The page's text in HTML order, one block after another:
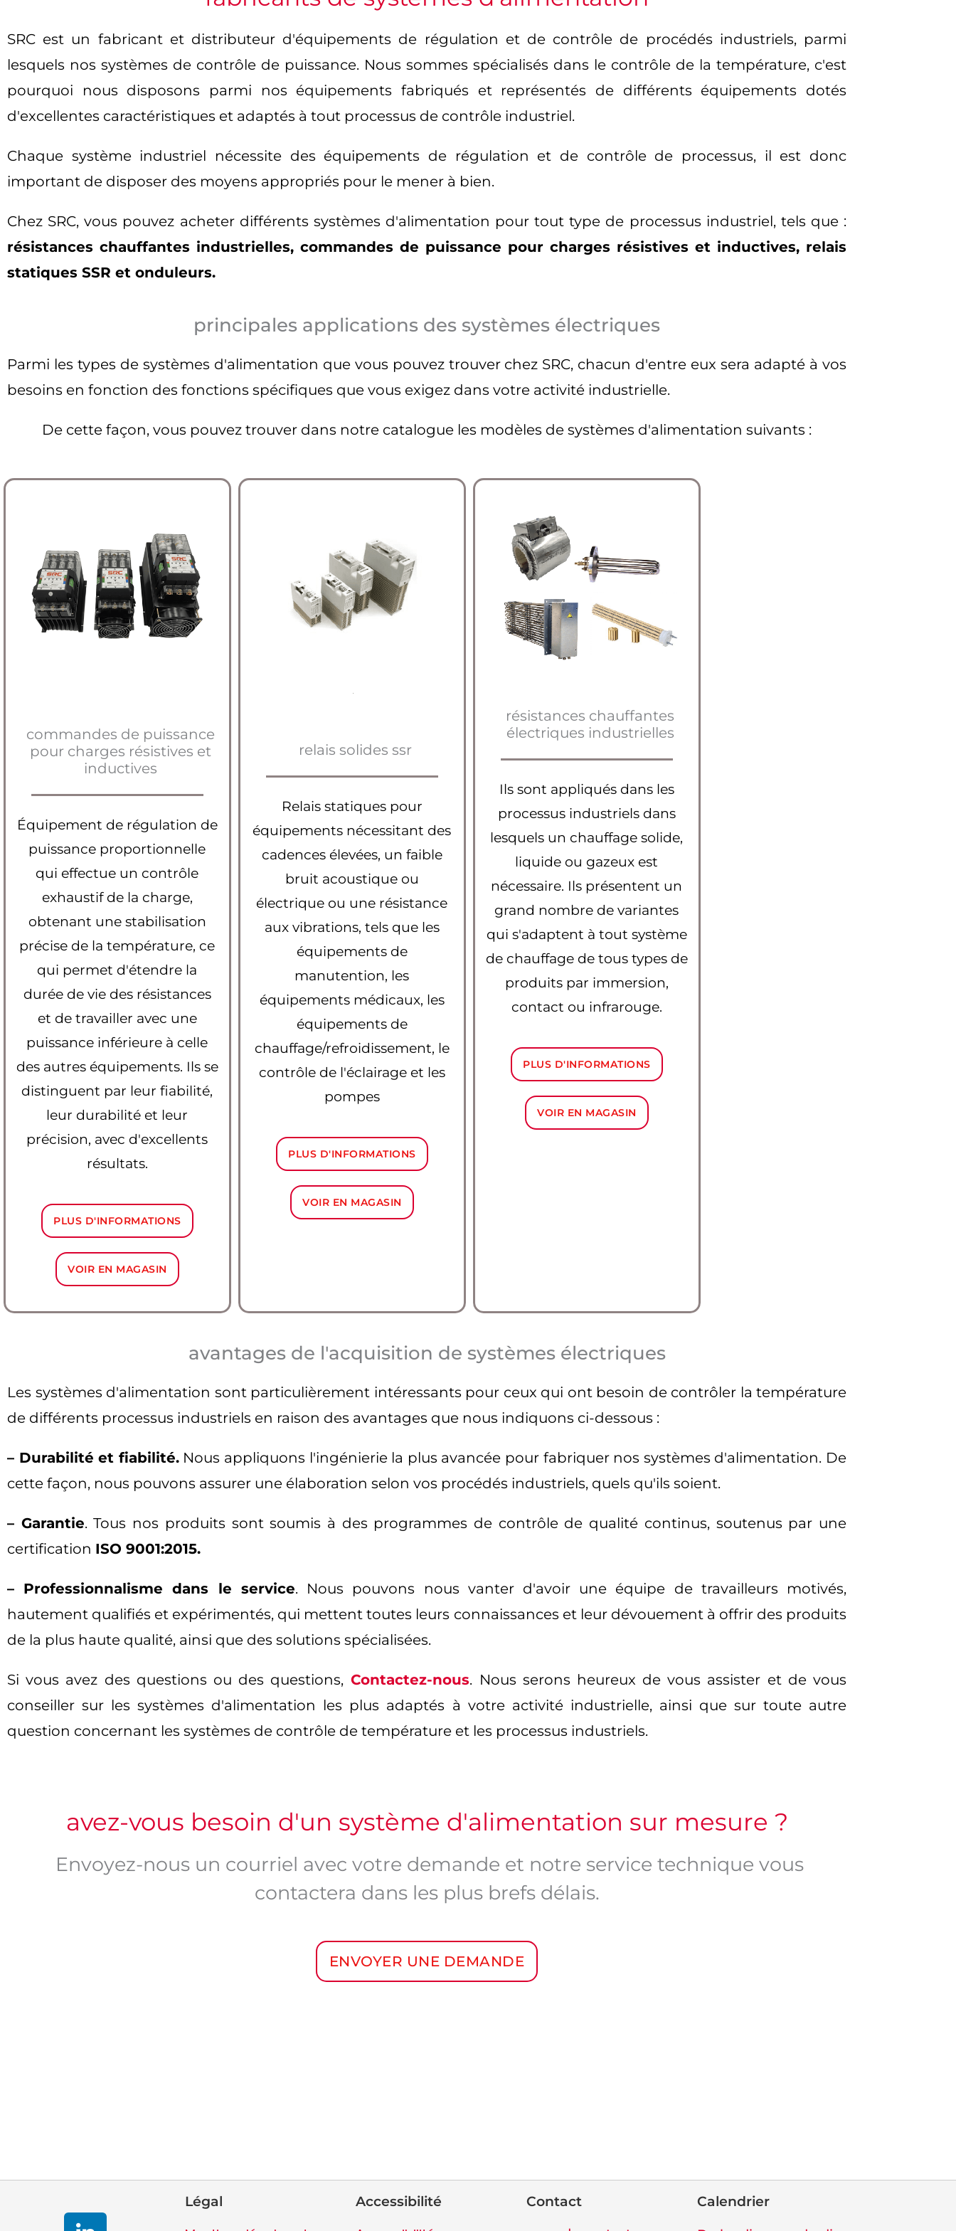
SRC est un fabricant et distributeur d'équipements de régulation et de contrôle de procédés industriels, parmi
lesquels nos systèmes de contrôle de puissance. Nous sommes spécialisés dans le contrôle de la température, c'est
pourquoi nous disposons parmi nos équipements fabriqués et représentés de différents équipements dotés
d'excellentes caractéristiques et adaptés à tout processus de contrôle industriel.
Chaque système industriel nécessite des équipements de régulation et de contrôle de processus, il est donc
important de disposer des moyens appropriés pour le mener à bien.
Chez SRC, vous pouvez acheter différents systèmes d'alimentation pour tout type de processus industriel, tels que :
résistances chauffantes industrielles, commandes de puissance pour charges résistives et inductives, relais
statiques SSR et onduleurs.
principales applications des systèmes électriques
Parmi les types de systèmes d'alimentation que vous pouvez trouver chez SRC, chacun d'entre eux sera adapté à vos
besoins en fonction des fonctions spécifiques que vous exigez dans votre activité industrielle.
De cette façon, vous pouvez trouver dans notre catalogue les modèles de systèmes d'alimentation suivants :
commandes de puissance
pour charges résistives et
inductives
Équipement de régulation de
puissance proportionnelle
qui effectue un contrôle
exhaustif de la charge,
obtenant une stabilisation
précise de la température, ce
qui permet d'étendre la
durée de vie des résistances
et de travailler avec une
puissance inférieure à celle
des autres équipements. Ils se
distinguent par leur fiabilité,
leur durabilité et leur
précision, avec d'excellents
résultats.
PLUS D'INFORMATIONS
VOIR EN MAGASIN
relais solides ssr
Relais statiques pour
équipements nécessitant des
cadences élevées, un faible
bruit acoustique ou
électrique ou une résistance
aux vibrations, tels que les
équipements de
manutention, les
équipements médicaux, les
équipements de
chauffage/refroidissement, le
contrôle de l'éclairage et les
pompes
PLUS D'INFORMATIONS
VOIR EN MAGASIN
résistances chauffantes
électriques industrielles
Ils sont appliqués dans les
processus industriels dans
lesquels un chauffage solide,
liquide ou gazeux est
nécessaire. Ils présentent un
grand nombre de variantes
qui s'adaptent à tout système
de chauffage de tous types de
produits par immersion,
contact ou infrarouge.
PLUS D'INFORMATIONS
VOIR EN MAGASIN
avantages de l'acquisition de systèmes électriques
Les systèmes d'alimentation sont particulièrement intéressants pour ceux qui ont besoin de contrôler la température
de différents processus industriels en raison des avantages que nous indiquons ci-dessous :
– Durabilité et fiabilité.Nous appliquons l'ingénierie la plus avancée pour fabriquer nos systèmes d'alimentation. De
cette façon, nous pouvons assurer une élaboration selon vos procédés industriels, quels qu'ils soient.
– Garantie. Tous nos produits sont soumis à des programmes de contrôle de qualité continus, soutenus par une
certification ISO 9001:2015.
– Professionnalisme dans le service. Nous pouvons nous vanter d'avoir une équipe de travailleurs motivés,
hautement qualifiés et expérimentés, qui mettent toutes leurs connaissances et leur dévouement à offrir des produits
de la plus haute qualité, ainsi que des solutions spécialisées.
Si vous avez des questions ou des questions, Contactez-nous. Nous serons heureux de vous assister et de vous
conseiller sur les systèmes d'alimentation les plus adaptés à votre activité industrielle, ainsi que sur toute autre
question concernant les systèmes de contrôle de température et les processus industriels.
avez-vous besoin d'un système d'alimentation sur mesure ?
Envoyez-nous un courriel avec votre demande et notre service technique vous
contactera dans les plus brefs délais.
ENVOYER UNE DEMANDE
Légal Accessibilité Contact Calendrier